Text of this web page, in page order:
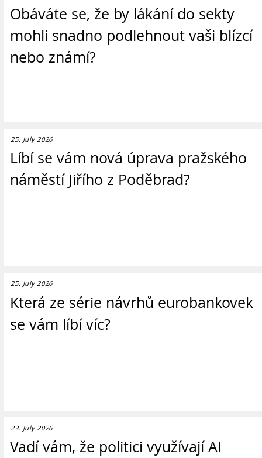
Obáváte se, že by lákání do sekty
mohli snadno podlehnout vaši blízcí
nebo známí?
25. July 2026
Líbí se vám nová úprava pražského
náměstí Jiřího z Poděbrad?
25. July 2026
Která ze série návrhů eurobankovek
se vám líbí víc?
23. July 2026
Vadí vám, že politici využívají AI